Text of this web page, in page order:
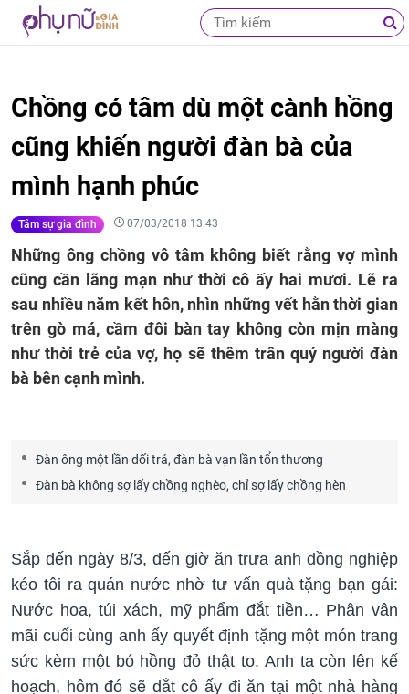
Chồng có tâm dù một cành hồng
cũng khiến người đàn bà của
mình hạnh phúc
Tâm sự gia đình 07/03/2018 13:43
Những ông chồng vô tâm không biết rằng vợ mình
cũng cần lãng mạn như thời cô ấy hai mươi. Lẽ ra
sau nhiều năm kết hôn, nhìn những vết hằn thời gian
trên gò má, cầm đôi bàn tay không còn mịn màng
như thời trẻ của vợ, họ sẽ thêm trân quý người đàn
bà bên cạnh mình.
Đàn ông một lần dối trá, đàn bà vạn lần tổn thương
Đàn bà không sợ lấy chồng nghèo, chỉ sợ lấy chồng hèn
Sắp đến ngày 8/3, đến giờ ăn trưa anh đồng nghiệp
kéo tôi ra quán nước nhờ tư vấn quà tặng bạn gái:
Nước hoa, túi xách, mỹ phẩm đắt tiền… Phân vân
mãi cuối cùng anh ấy quyết định tặng một món trang
sức kèm một bó hồng đỏ thật to. Anh ta còn lên kế
hoạch, hôm đó sẽ dắt cô ấy đi ăn tại một nhà hàng